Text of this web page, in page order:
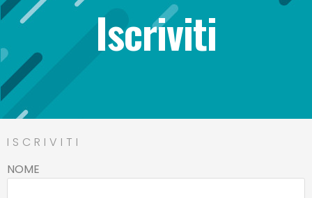
Iscriviti
ISCRIVITI
NOME